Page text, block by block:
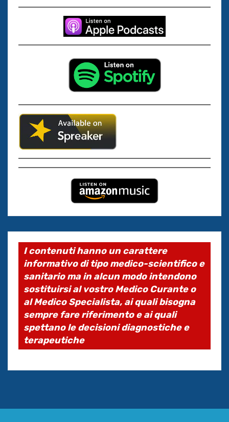
I contenuti hanno un carattere
informativo di tipo medico-scientifico e
sanitario ma in alcun modo intendono
sostituirsi al vostro Medico Curante o
al Medico Specialista, ai quali bisogna
sempre fare riferimento e ai quali
spettano le decisioni diagnostiche e
terapeutiche